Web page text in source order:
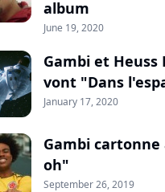
album
June 19, 2020
Gambi et Heuss
vont "Dans
January 17, 2020
Gambi cartonne
oh"
September 26, 2019